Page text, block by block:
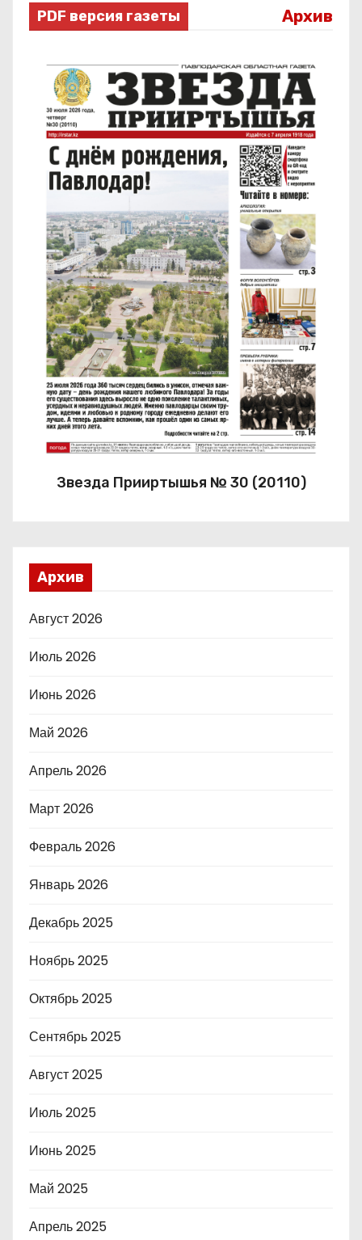
PDF версия газеты Архив
Звезда Прииртышья № 30 (20110)
Архив
Август 2026
Июль 2026
Июнь 2026
Май 2026
Апрель 2026
Март 2026
Февраль 2026
Январь 2026
Декабрь 2025
Ноябрь 2025
Октябрь 2025
Сентябрь 2025
Август 2025
Июль 2025
Июнь 2025
Май 2025
Апрель 2025